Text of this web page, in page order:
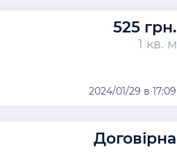
525 грн.
1 кв. м
2024/01/29 в 17:09
Договірна